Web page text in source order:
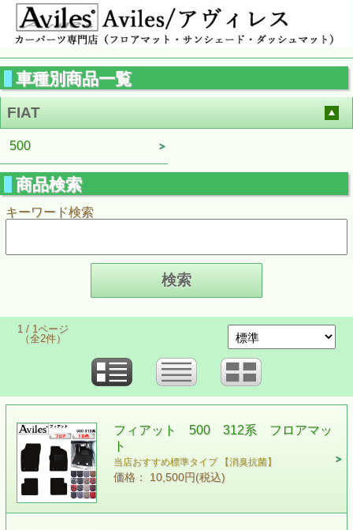
車種別商品一覧
FIAT
500
商品検索
キーワード検索
1 / 1ページ
（全2件）
フィアット 500 312系 フロアマッ
ト
当店おすすめ標準タイプ 【消臭抗菌】
価格： 10,500円(税込)